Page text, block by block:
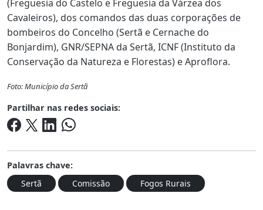
(Freguesia do Castelo e Freguesia da Várzea dos
Cavaleiros), dos comandos das duas corporações de
bombeiros do Concelho (Sertã e Cernache do
Bonjardim), GNR/SEPNA da Sertã, ICNF (Instituto da
Conservação da Natureza e Florestas) e Aproflora.
Foto: Município da Sertã
Partilhar nas redes sociais:
Palavras chave:
Sertã
Comissão Fogos Rurais